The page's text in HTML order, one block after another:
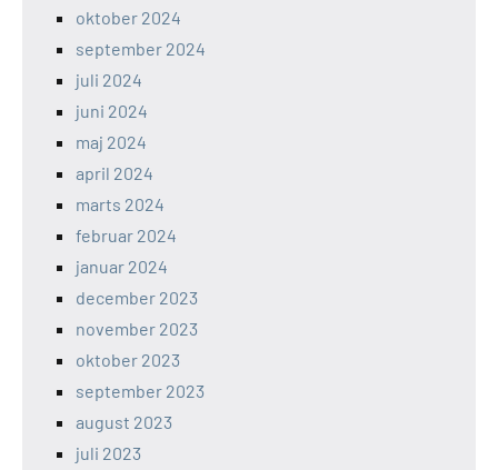
oktober 2024
september 2024
juli 2024
juni 2024
maj 2024
april 2024
marts 2024
februar 2024
januar 2024
december 2023
november 2023
oktober 2023
september 2023
august 2023
juli 2023